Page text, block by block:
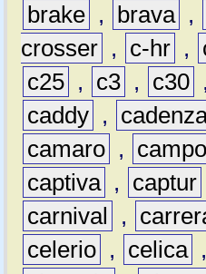
brake , brava ,
crosser , c-hr ,
c25 , c3 , c30 ,
caddy ,
camaro , campo
captiva , captur
carnival
,
celerio , celica ,